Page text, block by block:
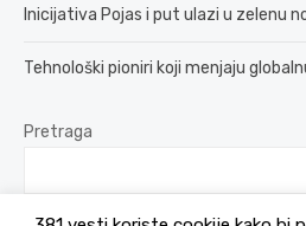
Inicijativa Pojas i put ulazi u zelenu
Tehnološki pioniri koji menjaju
Pretraga